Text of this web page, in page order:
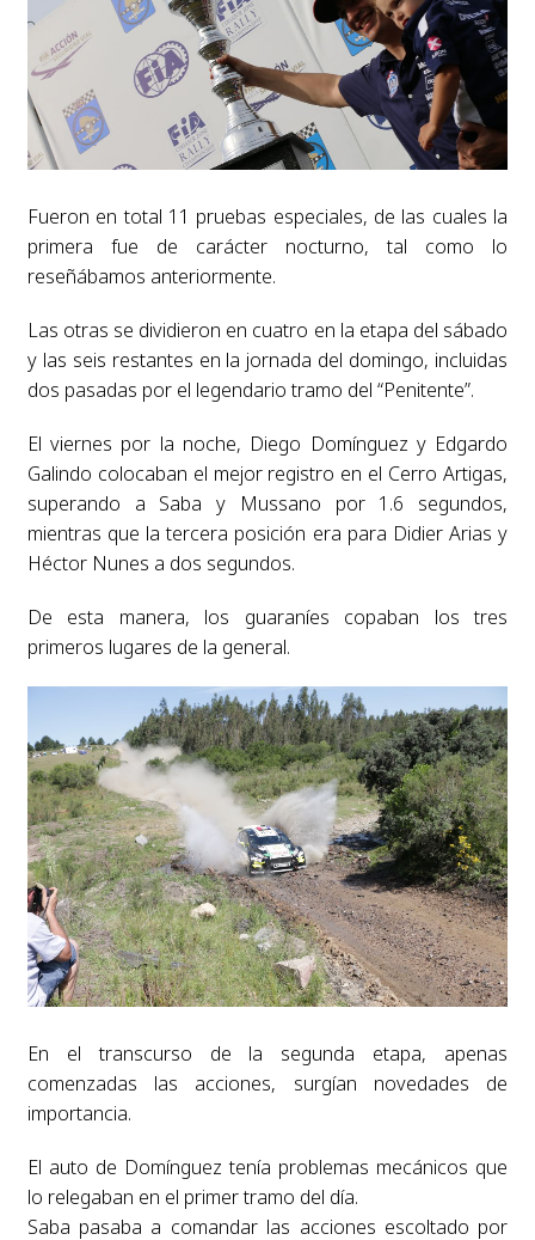
Fueron en total 11 pruebas especiales, de las cuales la
primera fue de carácter nocturno, tal como lo
reseñábamos anteriormente.
Las otras se dividieron en cuatro en la etapa del sábado
y las seis restantes en la jornada del domingo, incluidas
dos pasadas por el legendario tramo del “Penitente”.
El viernes por la noche, Diego Domínguez y Edgardo
Galindo colocaban el mejor registro en el Cerro Artigas,
superando a Saba y Mussano por 1.6 segundos,
mientras que la tercera posición era para Didier Arias y
Héctor Nunes a dos segundos.
De esta manera, los guaraníes copaban los tres
primeros lugares de la general.
En el transcurso de la segunda etapa, apenas
comenzadas las acciones, surgían novedades de
importancia.
El auto de Domínguez tenía problemas mecánicos que
lo relegaban en el primer tramo del día.
Saba pasaba a comandar las acciones escoltado por